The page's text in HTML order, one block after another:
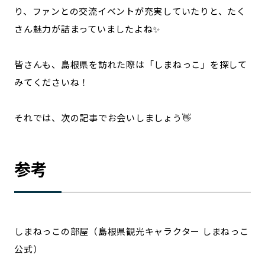
り、ファンとの交流イベントが充実していたりと、たく
さん魅力が詰まっていましたよね✨
皆さんも、島根県を訪れた際は「しまねっこ」を探して
みてくださいね！
それでは、次の記事でお会いしましょう👋
参考
しまねっこの部屋（島根県観光キャラクター しまねっこ
公式）